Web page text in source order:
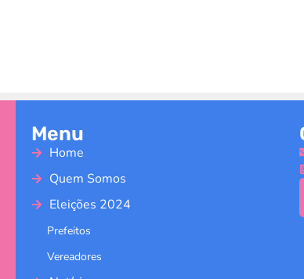
Menu
Home
Quem Somos
Eleições 2024
Prefeitos
Vereadores